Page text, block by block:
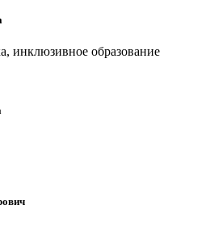
инклюзивное образование